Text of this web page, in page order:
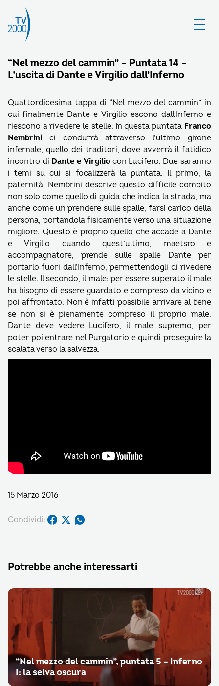
“Nel mezzo del cammin” – Puntata 14 –
L’uscita di Dante e Virgilio dall’Inferno
Quattordicesima tappa di “Nel mezzo del cammin” in
cui finalmente Dante e Virgilio escono dall’Inferno e
riescono a rivedere le stelle. In questa puntata Franco
Nembrini ci condurrà attraverso l’ultimo girone
infernale, quello dei traditori, dove avverrà il fatidico
incontro di Dante e Virgilio con Lucifero. Due saranno
i temi su cui si focalizzerà la puntata. Il primo, la
paternità: Nembrini descrive questo difficile compito
non solo come quello di guida che indica la strada, ma
anche come un prendere sulle spalle, farsi carico della
persona, portandola fisicamente verso una situazione
migliore. Questo è proprio quello che accade a Dante
e Virgilio quando quest’ultimo, maetsro e
accompagnatore, prende sulle spalle Dante per
portarlo fuori dall’Inferno, permettendogli di rivedere
le stelle. Il secondo, il male: per essere superato il male
ha bisogno di essere guardato e compreso da vicino e
poi affrontato. Non è infatti possibile arrivare al bene
se non si è pienamente compreso il proprio male.
Dante deve vedere Lucifero, il male supremo, per
poter poi entrare nel Purgatorio e quindi proseguire la
scalata verso la salvezza.
15 Marzo 2016
Condividi:
Potrebbe anche interessarti
“Nel mezzo del cammin”, puntata 5 – Inferno
I: la selva oscura